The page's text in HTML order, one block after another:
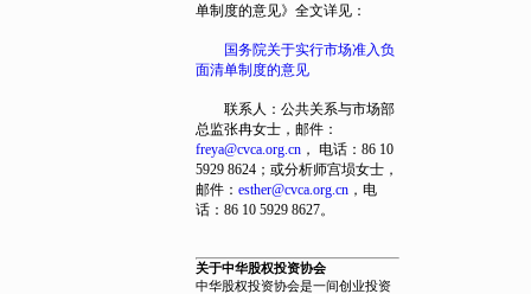
单制度的意见》全文详见：
国务院关于实行市场准入负
面清单制度的意见
联系人：公共关系与市场部
总监张冉女士，邮件：
freya@cvca.org.cn， 电话：86 10
5929 8624；或分析师宫埙女士，
邮件： esther@cvca.org.cn，电
话：86 10 5929 8627。
关于中华股权投资协会
中华股权投资协会是一间创业投资